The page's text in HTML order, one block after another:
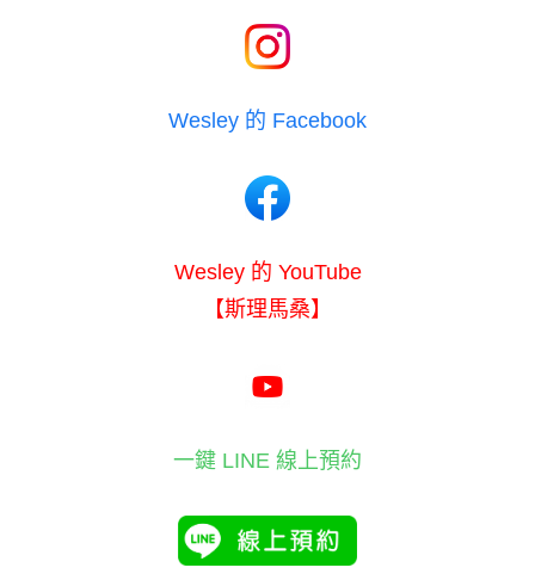
Wesley 的 Facebook
Wesley 的 YouTube
【斯理馬桑】
一鍵 LINE 線上預約